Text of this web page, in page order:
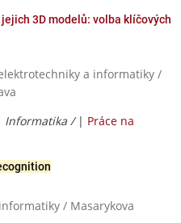
3D modelů: volba klíčových
a informatiky /
Informatika / | Práce na
/ Masarykova